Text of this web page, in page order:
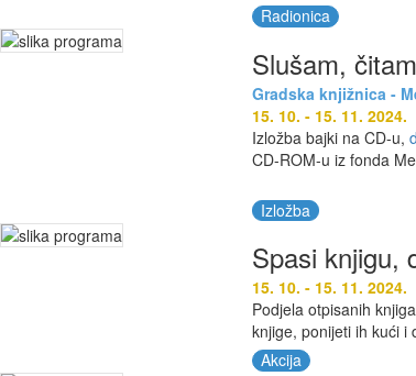
Radionica
Slušam, čitam
Gradska knjižnica -
15. 10. - 15. 11. 2024.
Izložba bajki na CD-u,
CD-ROM-u iz fonda
Izložba
Spasi knjigu,
15. 10. - 15. 11. 2024.
Podjela otpisanih
knjige, ponijeti ih kući i
Akcija